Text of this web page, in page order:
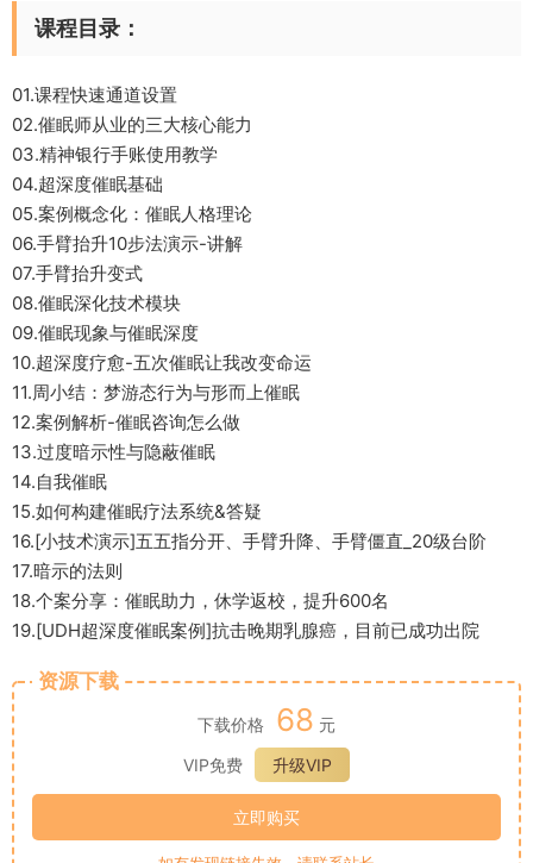
课程目录：
01.课程快速通道设置
02.催眠师从业的三大核心能力
03.精神银行手账使用教学
04.超深度催眠基础
05.案例概念化：催眠人格理论
06.手臂抬升10步法演示-讲解
07.手臂抬升变式
08.催眠深化技术模块
09.催眠现象与催眠深度
10.超深度疗愈-五次催眠让我改变命运
11.周小结：梦游态行为与形而上催眠
12.案例解析-催眠咨询怎么做
13.过度暗示性与隐蔽催眠
14.自我催眠
15.如何构建催眠疗法系统&答疑
16.[小技术演示]五五指分开、手臂升降、手臂僵直_20级台阶
17.暗示的法则
18.个案分享：催眠助力，休学返校，提升600名
19.[UDH超深度催眠案例]抗击晚期乳腺癌，目前已成功出院
资源下载
下载价格 68 元
VIP免费
升级VIP
立即购买